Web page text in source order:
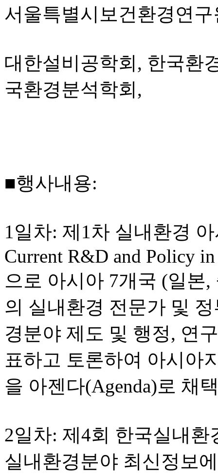
서울특별시보건환경연
대한설비공학회, 한국환
국환경분석학회,
■행사내용:
1일차: 제1차 실내환경
Current R&D and Policy
으로 아시아 7개국 (일본
의 실내환경 전문가 및
경분야 제도 및 행정, 연
표하고 토론하여 아시아
을 아젠다(Agenda)로 채
2일차: 제4회 한국실내
실내환경분야 최신정보